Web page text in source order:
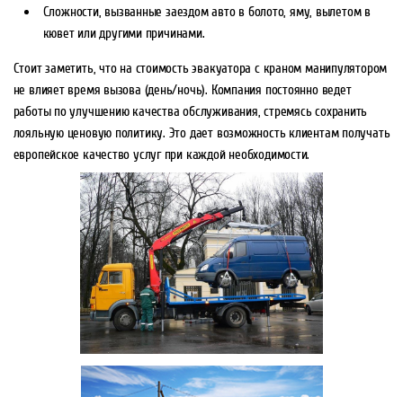
Сложности, вызванные заездом авто в болото, яму, вылетом в
кювет или другими причинами.
Стоит заметить, что на стоимость эвакуатора с краном манипулятором
не влияет время вызова (день/ночь). Компания постоянно ведет
работы по улучшению качества обслуживания, стремясь сохранить
лояльную ценовую политику. Это дает возможность клиентам получать
европейское качество услуг при каждой необходимости.